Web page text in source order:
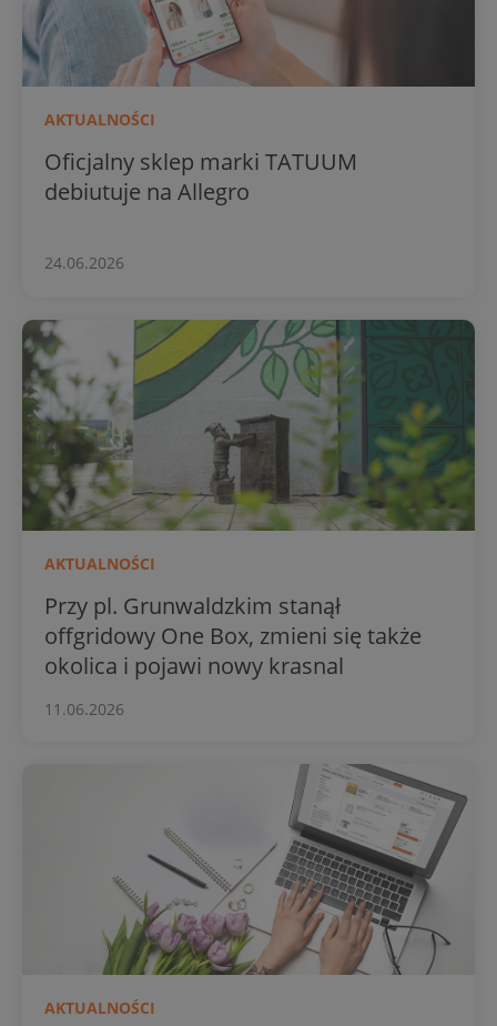
AKTUALNOŚCI
Oficjalny sklep marki TATUUM
debiutuje na Allegro
24.06.2026
AKTUALNOŚCI
Przy pl. Grunwaldzkim stanął
offgridowy One Box, zmieni się także
okolica i pojawi nowy krasnal
11.06.2026
AKTUALNOŚCI